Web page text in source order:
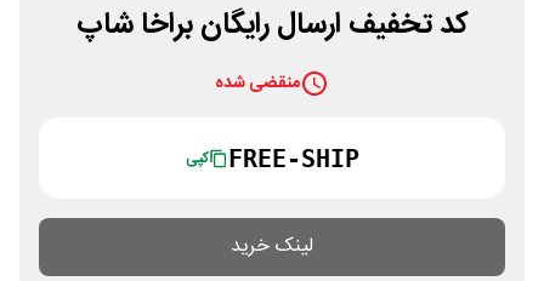
کد تخفیف ارسال رایگان براخا شاپ
منقضی شده
FREE-SHIP کپی
لینک خرید